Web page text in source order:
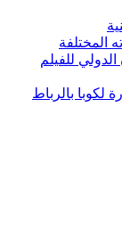
المختلفة
للفيلم
لكوبا بالرباط